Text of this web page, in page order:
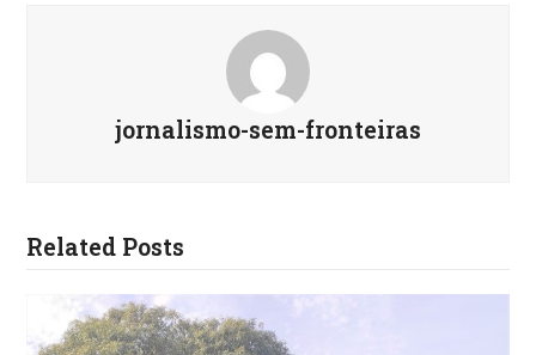
jornalismo-sem-fronteiras
Related Posts